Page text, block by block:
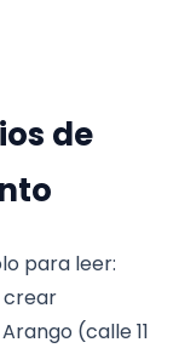
de
para leer:
crear
(calle 11